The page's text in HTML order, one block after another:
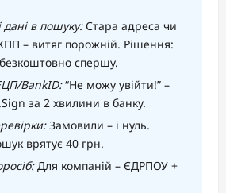
в пошуку:Стара адреса чи
– витяг порожній. Рішення:
безкоштовно спершу.
BankID:“Не можу увійти!” –
за 2 хвилини в банку.
Замовили – і нуль.
врятує 40 грн.
Для компаній – ЄДРПОУ +